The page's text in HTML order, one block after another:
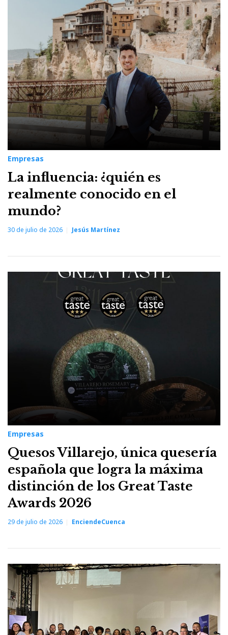
Empresas
La influencia: ¿quién es
realmente conocido en el
mundo?
30 de julio de 2026 Jesús Martínez
Empresas
Quesos Villarejo, única quesería
española que logra la máxima
distinción de los Great Taste
Awards 2026
29 de julio de 2026 EnciendeCuenca